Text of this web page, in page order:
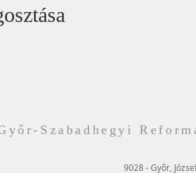
Szabadhegyi
9028 - Győr,